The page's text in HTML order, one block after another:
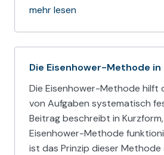
mehr lesen
Die Eisenhower-Methode in
Die Eisenhower-Methode hilft
von Aufgaben systematisch
Beitrag beschreibt in
Eisenhower-Methode
ist das Prinzip dieser Methode